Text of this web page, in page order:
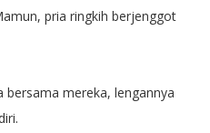
pria ringkih berjenggot
bersama mereka, lengannya